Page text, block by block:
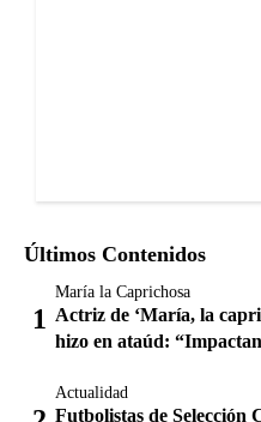
Últimos Contenidos
María la Caprichosa
Actriz de ‘María, la
hizo en ataúd:
Actualidad
Futbolistas de Selección